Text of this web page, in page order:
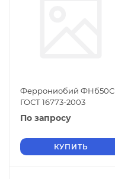
Феррониобий ФНб50С
ГОСТ 16773-2003
По запросу
КУПИТЬ